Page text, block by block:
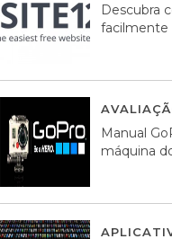
Descubra
facilmente
Manual
máquina